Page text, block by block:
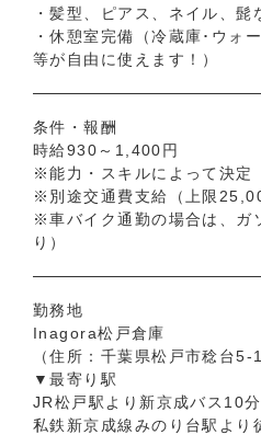
・髪型、ピアス、ネイル、髭
・休憩室完備（冷蔵庫･ウォ
等が自由に使えます！）
条件・報酬
時給930～1,400円
※能力・スキルによって決定
※別途交通費支給（上限
※車バイク通勤の場合は、ガ
り）
勤務地
Inagora松戸倉庫
（住所：千葉県松戸市稔台
▼最寄り駅
JR松戸駅より新京成バス10分
私鉄新京成線みのり台駅より